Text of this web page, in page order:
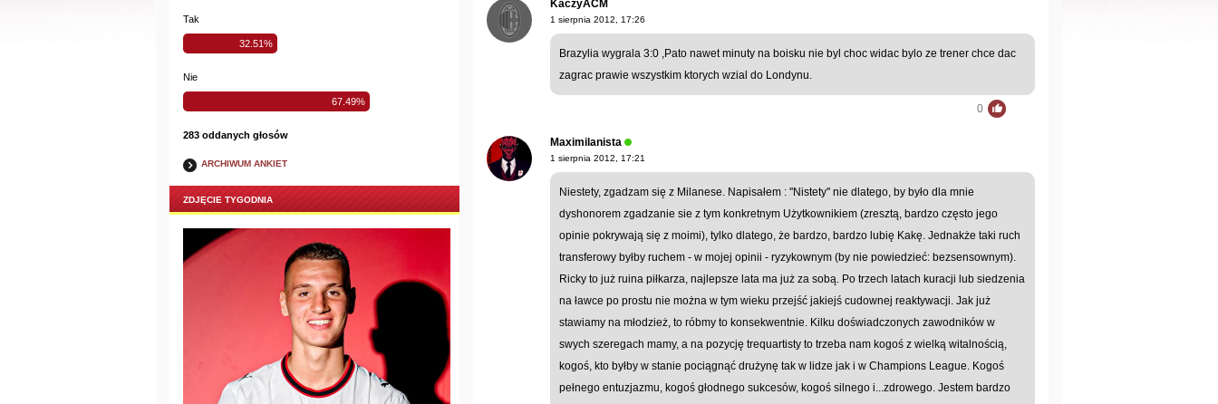
Tak
32.51%
Nie
67.49%
283 oddanych głosów
ARCHIWUM ANKIET
ZDJĘCIE TYGODNIA
KaczyACM
1 sierpnia 2012, 17:26
Brazylia wygrala 3:0 ,Pato nawet minuty na boisku nie byl choc widac bylo ze trener chce dac
zagrac prawie wszystkim ktorych wzial do Londynu.
0
Maximilanista
1 sierpnia 2012, 17:21
Niestety, zgadzam się z Milanese. Napisałem : ''Nistety'' nie dlatego, by było dla mnie
dyshonorem zgadzanie sie z tym konkretnym Użytkownikiem (zresztą, bardzo często jego
opinie pokrywają się z moimi), tylko dlatego, że bardzo, bardzo lubię Kakę. Jednakże taki ruch
transferowy byłby ruchem - w mojej opinii - ryzykownym (by nie powiedzieć: bezsensownym).
Ricky to już ruina piłkarza, najlepsze lata ma już za sobą. Po trzech latach kuracji lub siedzenia
na ławce po prostu nie można w tym wieku przejść jakiejś cudownej reaktywacji. Jak już
stawiamy na młodzież, to róbmy to konsekwentnie. Kilku doświadczonych zawodników w
swych szeregach mamy, a na pozycję trequartisty to trzeba nam kogoś z wielką witalnością,
kogoś, kto byłby w stanie pociągnąć drużynę tak w lidze jak i w Champions League. Kogoś
pełnego entuzjazmu, kogoś głodnego sukcesów, kogoś silnego i...zdrowego. Jestem bardzo